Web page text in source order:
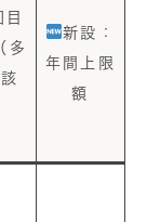
多
新設：
年間上限
額